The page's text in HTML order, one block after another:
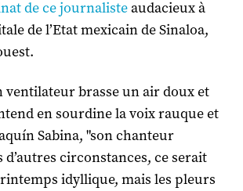
de ce journalisteaudacieux à
de l’Etat mexicain de Sinaloa,
ventilateur brasse un air doux et
en sourdine la voix rauque et
Sabina, "son chanteur
d’autres circonstances, ce serait
idyllique, mais les pleurs